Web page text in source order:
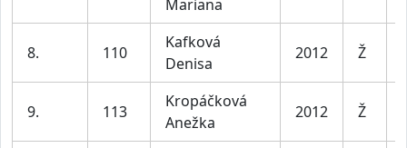
Mariana
8. 110
Kafková
Denisa
2012 Ž
9. 113
Kropáčková
Anežka
2012 Ž